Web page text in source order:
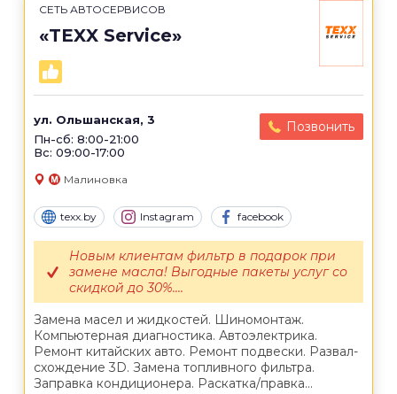
СЕТЬ АВТОСЕРВИСОВ
«TEXX Service»
ул. Ольшанская, 3
Пн-сб: 8:00-21:00
Вс: 09:00-17:00
Позвонить
Малиновка
texx.by Instagram facebook
Замена масел и жидкостей. Шиномонтаж.
Компьютерная диагностика. Автоэлектрика.
Ремонт китайских авто. Ремонт подвески. Развал-
схождение 3D. Замена топливного фильтра.
Заправка кондиционера. Раскатка/правка...
Новым клиентам фильтр в подарок при
замене масла! Выгодные пакеты услуг со
скидкой до 30%....